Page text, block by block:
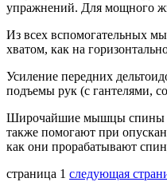
упражнений. Для мощного
Из всех вспомогательных
хватом, как на
Усиление передних
подъемы рук (с гантелями,
Широчайшие мышцы спины
также помогают при
как они прорабатывают
страница 1 следующая